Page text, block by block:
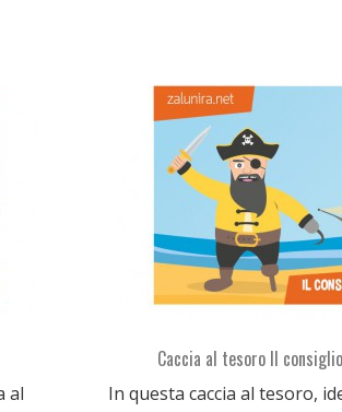
al
Caccia al tesoro Il
In questa caccia al tesoro,